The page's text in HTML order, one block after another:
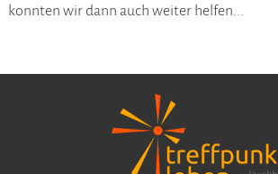
konnten wir dann auch weiter helfen...